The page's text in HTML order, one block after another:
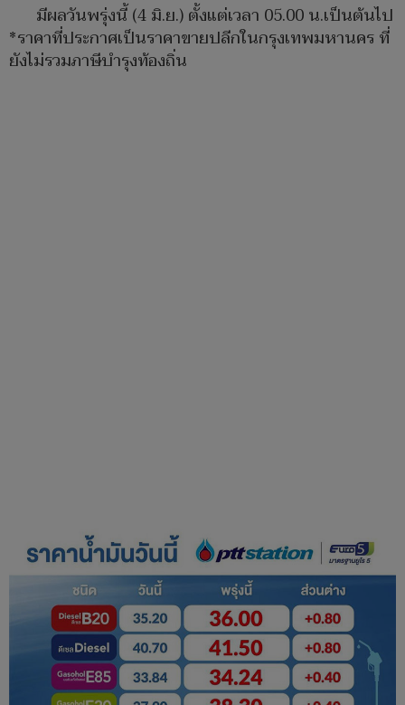
มีผลวันพรุ่งนี้ (4 มิ.ย.) ตั้งแต่เวลา 05.00 น.เป็นต้นไป
*ราคาที่ประกาศเป็นราคาขายปลีกในกรุงเทพมหานคร ที่
ยังไม่รวมภาษีบำรุงท้องถิ่น